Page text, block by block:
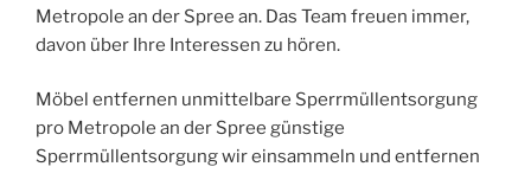
Metropole an der Spree an. Das Team freuen immer,
davon über Ihre Interessen zu hören.
Möbel entfernen unmittelbare Sperrmüllentsorgung
pro Metropole an der Spree günstige
Sperrmüllentsorgung wir einsammeln und entfernen